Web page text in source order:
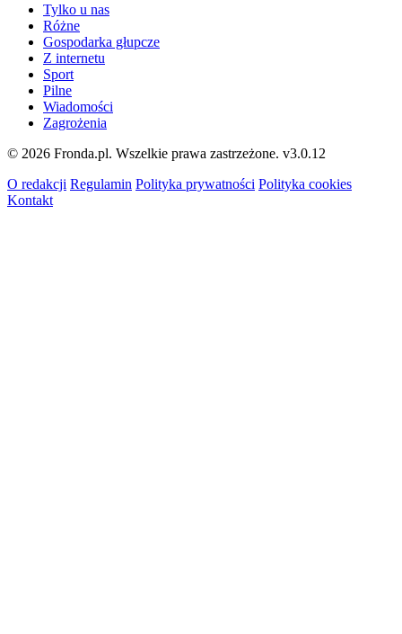
Tylko u nas
Różne
Gospodarka głupcze
Z internetu
Sport
Pilne
Wiadomości
Zagrożenia
© 2026 Fronda.pl. Wszelkie prawa zastrzeżone. v3.0.12
O redakcji Regulamin Polityka prywatności Polityka cookies
Kontakt